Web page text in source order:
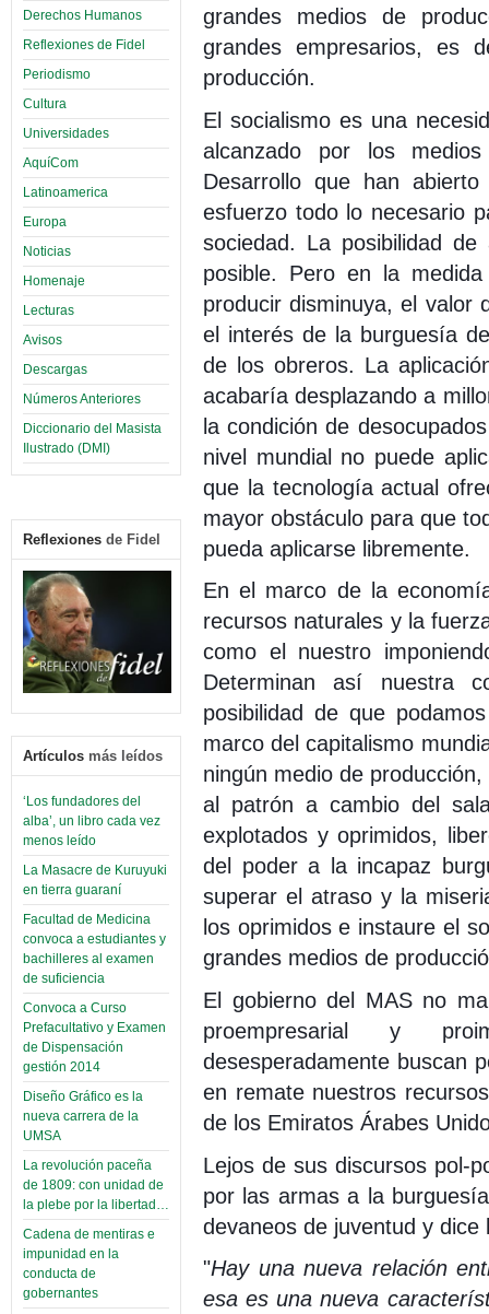
Derechos Humanos
Reflexiones de Fidel
Periodismo
Cultura
Universidades
AquíCom
Latinoamerica
Europa
Noticias
Homenaje
Lecturas
Avisos
Descargas
Números Anteriores
Diccionario del Masista
Ilustrado (DMI)
Reflexiones de Fidel
Artículos más leídos
‘Los fundadores del
alba’, un libro cada vez
menos leído
La Masacre de Kuruyuki
en tierra guaraní
Facultad de Medicina
convoca a estudiantes y
bachilleres al examen
de suficiencia
Convoca a Curso
Prefacultativo y Examen
de Dispensación
gestión 2014
Diseño Gráfico es la
nueva carrera de la
UMSA
La revolución paceña
de 1809: con unidad de
la plebe por la libertad…
Cadena de mentiras e
impunidad en la
conducta de
gobernantes
grandes medios de
grandes empresarios, es
producción.
El socialismo es una
alcanzado por los
Desarrollo que han
esfuerzo todo lo necesario
sociedad. La posibilidad
posible. Pero en la
producir disminuya, el valor
el interés de la burguesía
de los obreros. La
acabaría desplazando a
la condición de
nivel mundial no puede
que la tecnología actual
mayor obstáculo para que
pueda aplicarse libremente.
En el marco de la
recursos naturales y la
como el nuestro
Determinan así nuestra
posibilidad de que
marco del capitalismo
ningún medio de
al patrón a cambio del
explotados y oprimidos,
del poder a la incapaz
superar el atraso y la
los oprimidos e instaure el
grandes medios de
El gobierno del MAS no
proempresarial y
desesperadamente buscan
en remate nuestros
de los Emiratos Árabes
Lejos de sus discursos pol-
por las armas a la
devaneos de juventud y
"Hay una nueva relación
esa es una nueva